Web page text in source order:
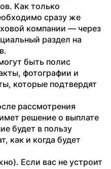
Как только
сразу же
компании — через
раздел на
быть полис
фотографии и
которые подтвердят
рассмотрения
решение о выплате
будет в пользу
как и когда будет
Если вас не устроит